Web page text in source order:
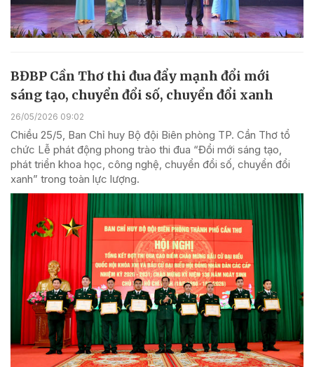
BĐBP Cần Thơ thi đua đẩy mạnh đổi mới
sáng tạo, chuyển đổi số, chuyển đổi xanh
26/05/2026 09:02
Chiều 25/5, Ban Chỉ huy Bộ đội Biên phòng TP. Cần Thơ tổ
chức Lễ phát động phong trào thi đua “Đổi mới sáng tạo,
phát triển khoa học, công nghệ, chuyển đổi số, chuyển đổi
xanh” trong toàn lực lượng.